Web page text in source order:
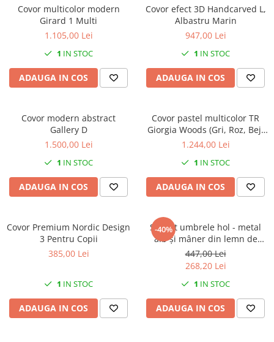
Accesorii decorative
Rame foto
Ghivece si jardiniere
Textile pentru casa
Corpuri de iluminat
Home Office
Covor multicolor modern
Girard 1 Multi
1.105,00 Lei
1 IN STOC
ADAUGA IN COS
Covor efect 3D Handcarved L,
Albastru Marin
947,00 Lei
1 IN STOC
ADAUGA IN COS
Covor modern abstract
Gallery D
1.500,00 Lei
1 IN STOC
ADAUGA IN COS
Covor pastel multicolor TR
Giorgia Woods (Gri, Roz, Bej,
Verde pal..)
1.244,00 Lei
1 IN STOC
ADAUGA IN COS
Covor Premium Nordic Design
3 Pentru Copii
385,00 Lei
1 IN STOC
ADAUGA IN COS
-40%
Suport umbrele hol - metal
alb și mâner din lemn de
stejar - BELLWOOD
447,00 Lei
268,20 Lei
1 IN STOC
ADAUGA IN COS